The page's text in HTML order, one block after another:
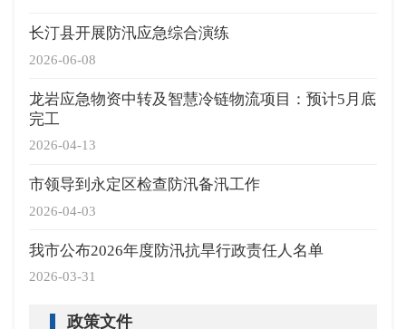
2026-06-08
长汀县开展防汛应急综合演练
2026-04-13
龙岩应急物资中转及智慧冷链物流项目：预计5月底
完工
2026-04-03
市领导到永定区检查防汛备汛工作
2026-03-31
我市公布2026年度防汛抗旱行政责任人名单
政策文件